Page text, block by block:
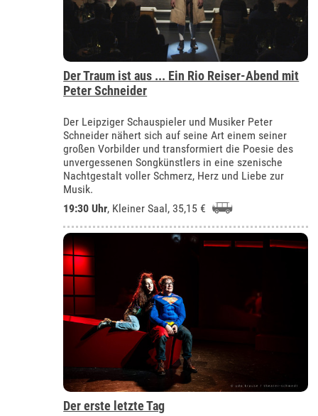
Der Traum ist aus ... Ein Rio Reiser-Abend mit
Peter Schneider
Der Leipziger Schauspieler und Musiker Peter
Schneider nähert sich auf seine Art einem seiner
großen Vorbilder und transformiert die Poesie des
unvergessenen Songkünstlers in eine szenische
Nachtgestalt voller Schmerz, Herz und Liebe zur
Musik.
19:30 Uhr, Kleiner Saal, 35,15 €
Der erste letzte Tag